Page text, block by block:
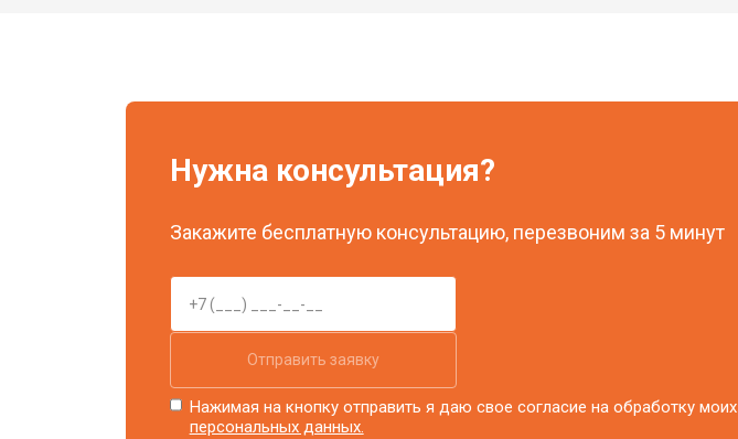
Нужна консультация?
Закажите бесплатную консультацию, перезвоним за 5 минут
Отправить заявку
Нажимая на кнопку отправить я даю свое согласие на обработку моих
персональных данных.